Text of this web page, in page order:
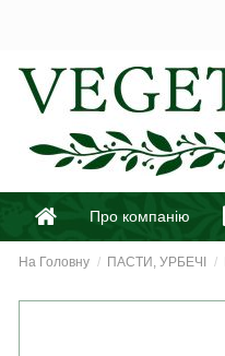
Про компанію
На Головну ПАСТИ, УРБЕЧІ